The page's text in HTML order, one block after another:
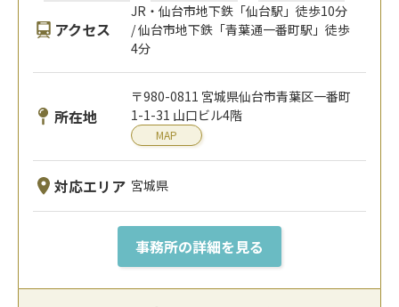
アクセス
JR・仙台市地下鉄「仙台駅」徒歩10分
/ 仙台市地下鉄「青葉通一番町駅」徒歩
4分
所在地
〒980-0811 宮城県仙台市青葉区一番町
1-1-31 山口ビル4階
MAP
対応エリア 宮城県
事務所の詳細を見る